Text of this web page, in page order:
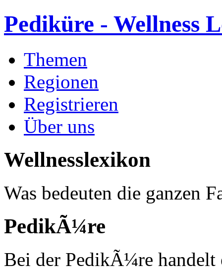
Pediküre - Wellness
Themen
Regionen
Registrieren
Über uns
Wellnesslexikon
Was bedeuten die ganzen
PedikÃ¼re
Bei der PedikÃ¼re handelt